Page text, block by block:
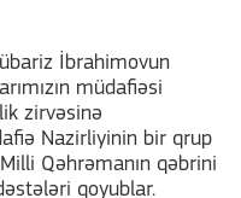
İbrahimovun
müdafiəsi
zirvəsinə
Nazirliyinin bir qrup
Qəhrəmanın qəbrini
qoyublar.